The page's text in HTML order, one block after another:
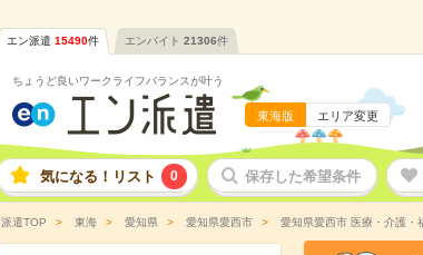
エン派遣 15490件 エンバイト 21306件
ちょうど良いワークライフバランスが叶う
東海版 エリア変更
気になる！リスト 0 保存した希望条件
派遣TOP 東海 愛知県 愛知県愛西市 愛知県愛西市 医療・介護・